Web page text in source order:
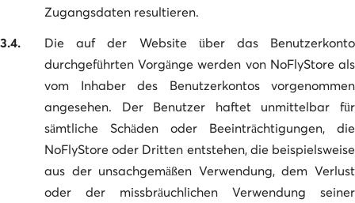
Zugangsdaten resultieren.
3.4.
Die auf der Website über das Benutzerkonto
durchgeführten Vorgänge werden von NoFlyStore als
vom Inhaber des Benutzerkontos vorgenommen
angesehen. Der Benutzer haftet unmittelbar für
sämtliche Schäden oder Beeinträchtigungen, die
NoFlyStore oder Dritten entstehen, die beispielsweise
aus der unsachgemäßen Verwendung, dem Verlust
oder der missbräuchlichen Verwendung seiner